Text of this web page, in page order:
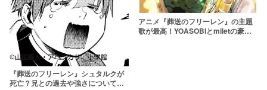
『葬送のフリーレン』シュタルクが
死亡？兄との過去や強さについて解
アニメ『葬送のフリーレン』の主題
歌が最高！YOASOBIとmiletの豪華